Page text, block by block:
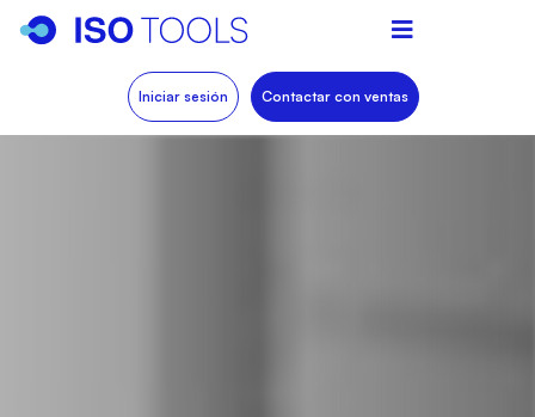
Iniciar sesión Contactar con ventas